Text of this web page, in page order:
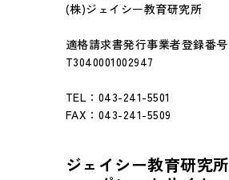
(株)ジェイシー教育研究所
適格請求書発行事業者登録番号
T3040001002947
TEL：043-241-5501
FAX：043-241-5509
ジェイシー教育研究所